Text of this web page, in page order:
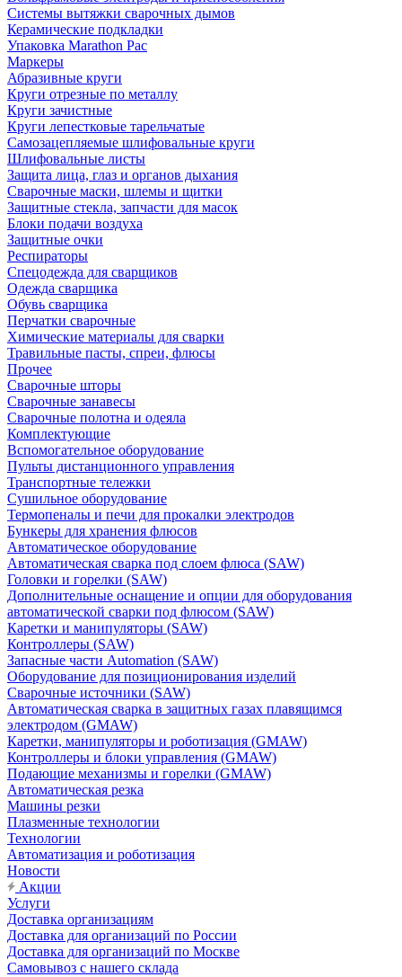
Системы вытяжки сварочных дымов
Керамические подкладки
Упаковка Marathon Pac
Маркеры
Абразивные круги
Круги отрезные по металлу
Круги зачистные
Круги лепестковые тарельчатые
Самозацепляемые шлифовальные круги
Шлифовальные листы
Защита лица, глаз и органов дыхания
Сварочные маски, шлемы и щитки
Защитные стекла, запчасти для масок
Блоки подачи воздуха
Защитные очки
Респираторы
Спецодежда для сварщиков
Одежда сварщика
Обувь сварщика
Перчатки сварочные
Химические материалы для сварки
Травильные пасты, спреи, флюсы
Прочее
Сварочные шторы
Сварочные занавесы
Сварочные полотна и одеяла
Комплектующие
Вспомогательное оборудование
Пульты дистанционного управления
Транспортные тележки
Сушильное оборудование
Термопеналы и печи для прокалки электродов
Бункеры для хранения флюсов
Автоматическое оборудование
Автоматическая сварка под слоем флюса (SAW)
Головки и горелки (SAW)
Дополнительные оснащение и опции для оборудования
автоматической сварки под флюсом (SAW)
Каретки и манипуляторы (SAW)
Контроллеры (SAW)
Запасные части Automation (SAW)
Оборудование для позиционирования изделий
Сварочные источники (SAW)
Автоматическая сварка в защитных газах плавящимся
электродом (GMAW)
Каретки, манипуляторы и роботизация (GMAW)
Контроллеры и блоки управления (GMAW)
Подающие механизмы и горелки (GMAW)
Автоматическая резка
Машины резки
Плазменные технологии
Технологии
Автоматизация и роботизация
Новости
Акции
Услуги
Доставка организациям
Доставка для организаций по России
Доставка для организаций по Москве
Самовывоз с нашего склада